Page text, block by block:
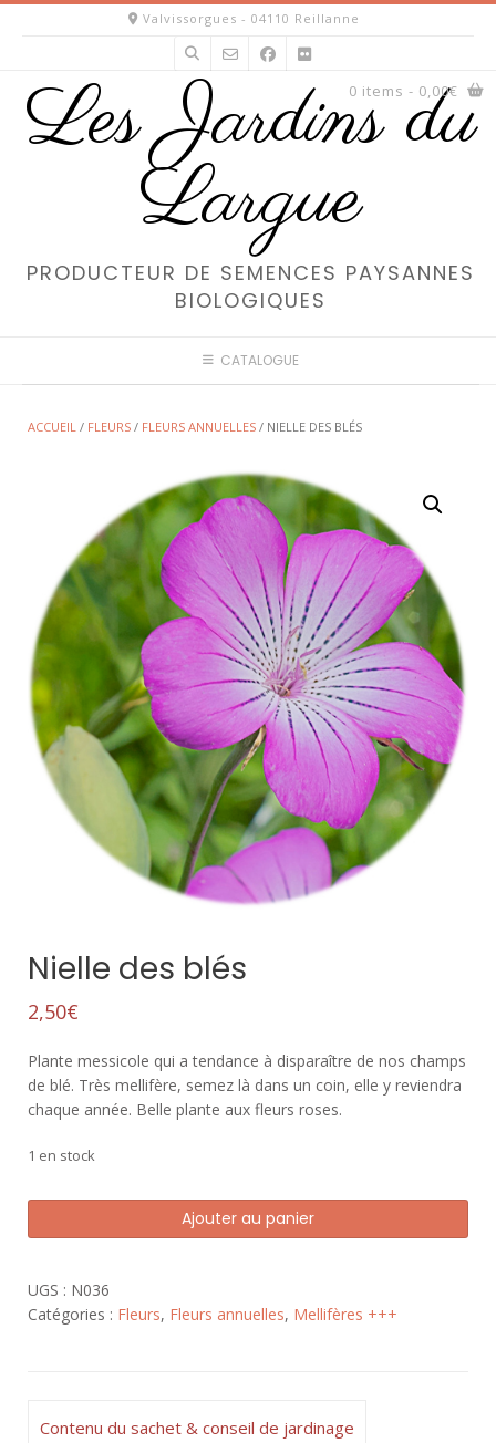
Skip
Valvissorgues - 04110 Reillanne
Les Jardins du
Largue
PRODUCTEUR DE SEMENCES PAYSANNES
BIOLOGIQUES
CATALOGUE
0 items - 0,00€
ACCUEIL / FLEURS / FLEURS ANNUELLES / NIELLE DES BLÉS
Nielle des blés
2,50€
Plante messicole qui a tendance à disparaître de nos champs
de blé. Très mellifère, semez là dans un coin, elle y reviendra
chaque année. Belle plante aux fleurs roses.
1 en stock
de
des
blés
Ajouter au panier
UGS : N036
Catégories : Fleurs, Fleurs annuelles, Mellifères +++
Contenu du sachet & conseil de jardinage